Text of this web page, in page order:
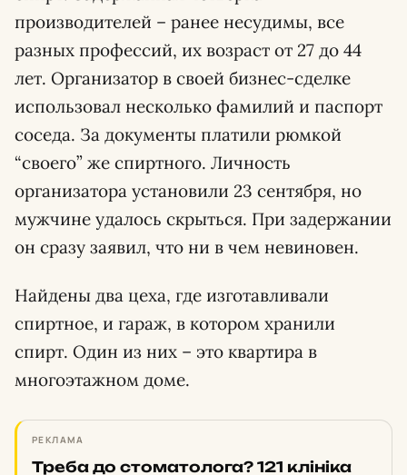
производителей – ранее несудимы, все
разных профессий, их возраст от 27 до 44
лет. Организатор в своей бизнес-сделке
использовал несколько фамилий и паспорт
соседа. За документы платили рюмкой
“своего” же спиртного. Личность
организатора установили 23 сентября, но
мужчине удалось скрыться. При задержании
он сразу заявил, что ни в чем невиновен.
Найдены два цеха, где изготавливали
спиртное, и гараж, в котором хранили
спирт. Один из них – это квартира в
многоэтажном доме.
РЕКЛАМА
Треба до стоматолога? 121 клініка